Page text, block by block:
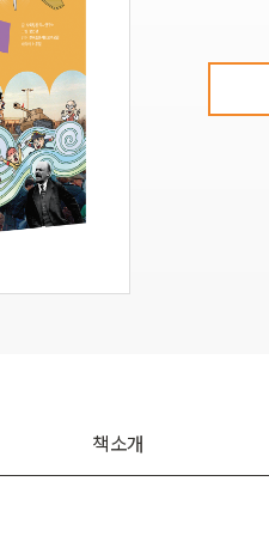
책소개